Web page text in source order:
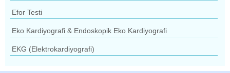
Efor Testi
Eko Kardiyografi & Endoskopik Eko Kardiyografi
EKG (Elektrokardiyografi)